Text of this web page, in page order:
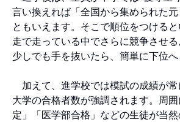
言い換えれば「全国から集められた
ともいえます。そこで順位をつける
走で走っている中でさらに競争させる
少しでも手を抜いたら、簡単に下位へ
加えて、進学校では模試の成績が
大学の合格者数が強調されます。周
定」「医学部合格」などの生徒が当